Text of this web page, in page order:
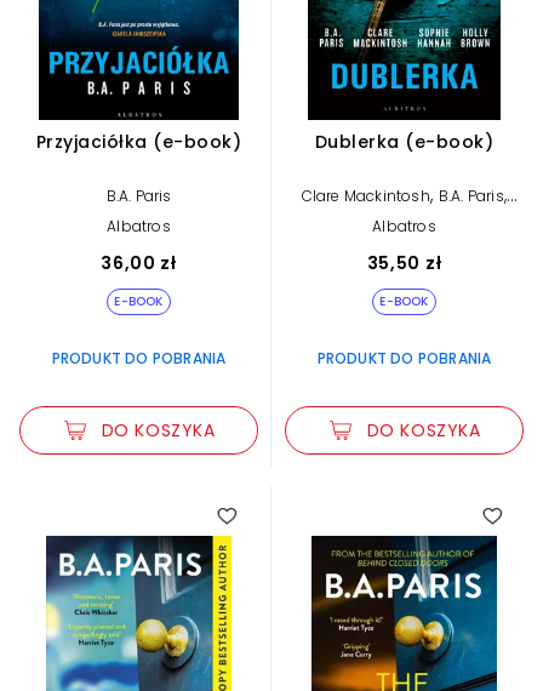
Przyjaciółka (e-book)
B.A. Paris
Albatros
36,00 zł
E-BOOK
PRODUKT DO POBRANIA
DO KOSZYKA
Dublerka (e-book)
Clare Mackintosh, B.A. Paris,
Sophie Hannah
Albatros
35,50 zł
E-BOOK
PRODUKT DO POBRANIA
DO KOSZYKA